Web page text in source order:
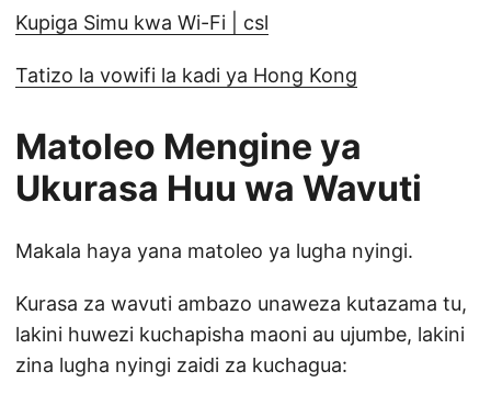
Kupiga Simu kwa Wi-Fi | csl
Tatizo la vowifi la kadi ya Hong Kong
Matoleo Mengine ya
Ukurasa Huu wa Wavuti
Makala haya yana matoleo ya lugha nyingi.
Kurasa za wavuti ambazo unaweza kutazama tu,
lakini huwezi kuchapisha maoni au ujumbe, lakini
zina lugha nyingi zaidi za kuchagua: